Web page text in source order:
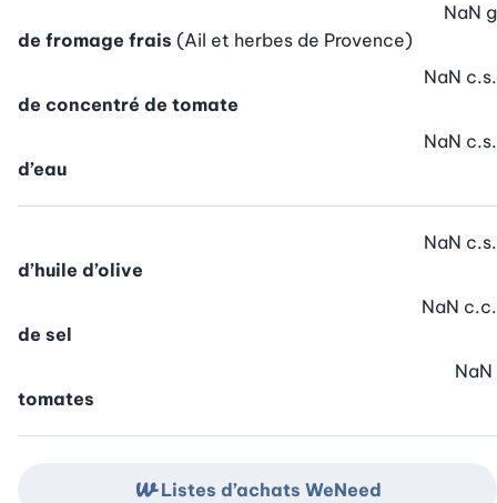
de fromage frais (Ail et herbes de Provence)
NaN g
de concentré de tomate
NaN c.s.
d’eau
NaN c.s.
d’huile d’olive
NaN c.s.
de sel
NaN c.c.
tomates
NaN
Listes d’achats WeNeed